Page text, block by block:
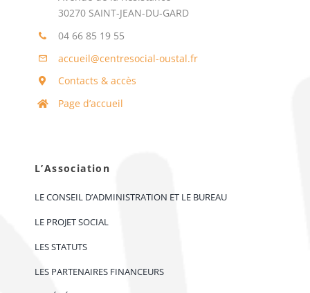
30270 SAINT-JEAN-DU-GARD
04 66 85 19 55
accueil@centresocial-oustal.fr
Contacts & accès
Page d’accueil
L’Association
LE CONSEIL D’ADMINISTRATION ET LE BUREAU
LE PROJET SOCIAL
LES STATUTS
LES PARTENAIRES FINANCEURS